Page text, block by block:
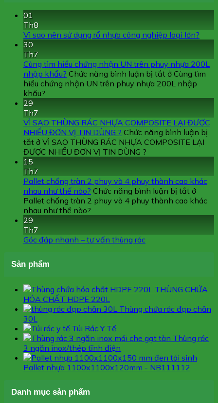
01
Th8
Vì sao nên sử dụng rổ nhựa công nghiệp loại lớn?
30
Th7
Cùng tìm hiểu chứng nhận UN trên phuy nhựa 200L
nhập khẩu? Chức năng bình luận bị tắt ở Cùng tìm
hiểu chứng nhận UN trên phuy nhựa 200L nhập
khẩu?
29
Th7
VÌ SAO THÙNG RÁC NHỰA COMPOSITE LẠI ĐƯỢC
NHIỀU ĐƠN VỊ TIN DÙNG ? Chức năng bình luận bị
tắt ở VÌ SAO THÙNG RÁC NHỰA COMPOSITE LẠI
ĐƯỢC NHIỀU ĐƠN VỊ TIN DÙNG ?
15
Th7
Pallet chống tràn 2 phuy và 4 phuy thành cao khác
nhau như thế nào? Chức năng bình luận bị tắt ở
Pallet chống tràn 2 phuy và 4 phuy thành cao khác
nhau như thế nào?
29
Th7
Góc đáp nhanh – tư vấn thùng rác
Sản phẩm
THÙNG CHỨA
HÓA CHẤT HDPE 220L
Thùng chứa rác đạp chân
30L
Túi Rác Y Tế
Thùng rác
3 ngăn inox/thép tĩnh điện
Pallet nhựa 1100x1100x120mm - NB111112
Danh mục sản phẩm